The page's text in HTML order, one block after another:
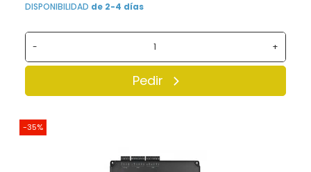
DISPONIBILIDAD de 2-4 días
- +
Pedir
-35%